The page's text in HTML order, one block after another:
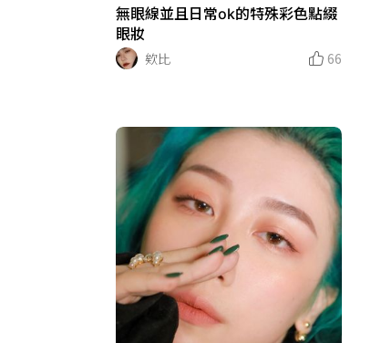
無眼線並且日常ok的特殊彩色點綴
眼妝
欸比
66